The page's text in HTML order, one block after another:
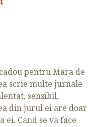
pentru Mara de
scrie multe jurnale
sensibil,
din jurul ei are doar
Cand se va face